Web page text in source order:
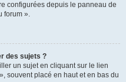
configurées depuis le panneau de
forum ».
des sujets ?
un sujet en cliquant sur le lien
souvent placé en haut et en bas du